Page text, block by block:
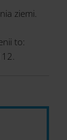
ziemi.
to: